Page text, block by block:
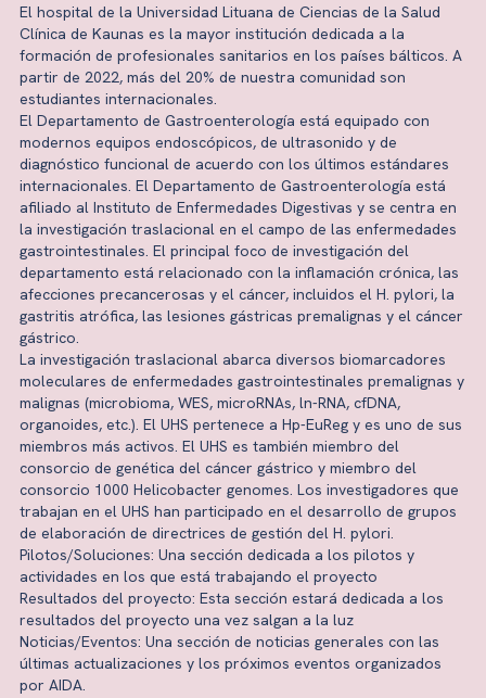
El hospital de la Universidad Lituana de Ciencias de la Salud
Clínica de Kaunas es la mayor institución dedicada a la
formación de profesionales sanitarios en los países bálticos. A
partir de 2022, más del 20% de nuestra comunidad son
estudiantes internacionales.
El Departamento de Gastroenterología está equipado con
modernos equipos endoscópicos, de ultrasonido y de
diagnóstico funcional de acuerdo con los últimos estándares
internacionales. El Departamento de Gastroenterología está
afiliado al Instituto de Enfermedades Digestivas y se centra en
la investigación traslacional en el campo de las enfermedades
gastrointestinales. El principal foco de investigación del
departamento está relacionado con la inflamación crónica, las
afecciones precancerosas y el cáncer, incluidos el H. pylori, la
gastritis atrófica, las lesiones gástricas premalignas y el cáncer
gástrico.
La investigación traslacional abarca diversos biomarcadores
moleculares de enfermedades gastrointestinales premalignas y
malignas (microbioma, WES, microRNAs, ln-RNA, cfDNA,
organoides, etc.). El UHS pertenece a Hp-EuReg y es uno de sus
miembros más activos. El UHS es también miembro del
consorcio de genética del cáncer gástrico y miembro del
consorcio 1000 Helicobacter genomes. Los investigadores que
trabajan en el UHS han participado en el desarrollo de grupos
de elaboración de directrices de gestión del H. pylori.
Pilotos/Soluciones: Una sección dedicada a los pilotos y
actividades en los que está trabajando el proyecto
Resultados del proyecto: Esta sección estará dedicada a los
resultados del proyecto una vez salgan a la luz
Noticias/Eventos: Una sección de noticias generales con las
últimas actualizaciones y los próximos eventos organizados
por AIDA.